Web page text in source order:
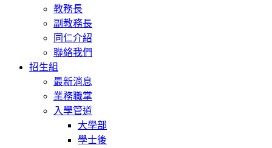
教務長
副教務長
同仁介紹
聯絡我們
招生組
最新消息
業務職掌
入學管道
大學部
學士後